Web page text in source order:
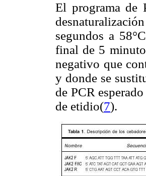
El programa de
segundos a
final de 5
negativo que
y donde se
de PCR
de etidio(7).